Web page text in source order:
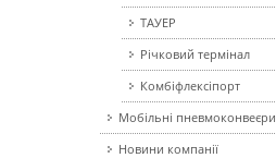
ТАУЕР
Річковий термінал
Комбіфлексіпорт
Мобільні пневмоконвеєри
Новини компанії